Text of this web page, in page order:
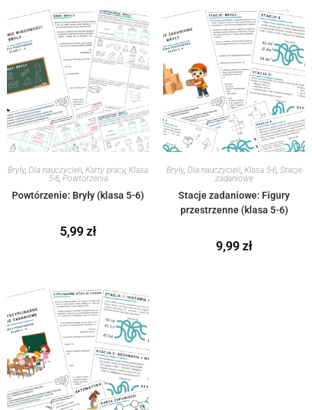
Bryły, Dla nauczycieli, Karty pracy, Klasa
5-6, Powtórzenia
Powtórzenie: Bryły (klasa 5-6)
5,99zł
Bryły, Dla nauczycieli, Klasa 5-6, Stacje
zadaniowe
Stacje zadaniowe: Figury
przestrzenne (klasa 5-6)
9,99zł